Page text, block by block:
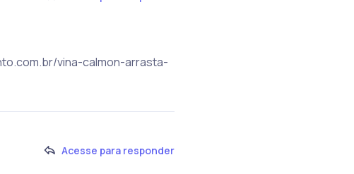
vina-calmon-arrasta-
Acesse para responder